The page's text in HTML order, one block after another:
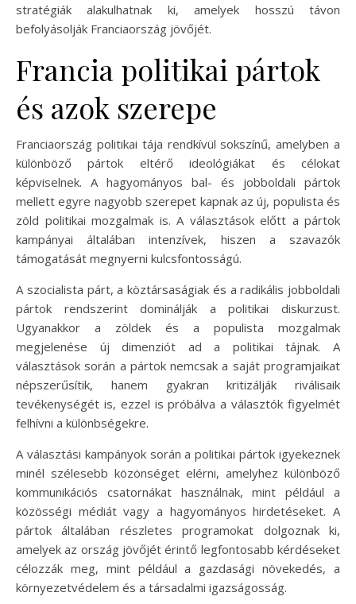
stratégiák alakulhatnak ki, amelyek hosszú távon
befolyásolják Franciaország jövőjét.
Francia politikai pártok
és azok szerepe
Franciaország politikai tája rendkívül sokszínű, amelyben a
különböző pártok eltérő ideológiákat és célokat
képviselnek. A hagyományos bal- és jobboldali pártok
mellett egyre nagyobb szerepet kapnak az új, populista és
zöld politikai mozgalmak is. A választások előtt a pártok
kampányai általában intenzívek, hiszen a szavazók
támogatását megnyerni kulcsfontosságú.
A szocialista párt, a köztársaságiak és a radikális jobboldali
pártok rendszerint dominálják a politikai diskurzust.
Ugyanakkor a zöldek és a populista mozgalmak
megjelenése új dimenziót ad a politikai tájnak. A
választások során a pártok nemcsak a saját programjaikat
népszerűsítik, hanem gyakran kritizálják riválisaik
tevékenységét is, ezzel is próbálva a választók figyelmét
felhívni a különbségekre.
A választási kampányok során a politikai pártok igyekeznek
minél szélesebb közönséget elérni, amelyhez különböző
kommunikációs csatornákat használnak, mint például a
közösségi médiát vagy a hagyományos hirdetéseket. A
pártok általában részletes programokat dolgoznak ki,
amelyek az ország jövőjét érintő legfontosabb kérdéseket
célozzák meg, mint például a gazdasági növekedés, a
környezetvédelem és a társadalmi igazságosság.